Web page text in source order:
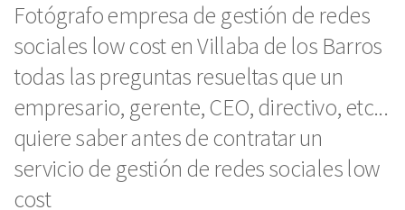
Fotógrafo empresa de gestión de redes
sociales low cost en Villaba de los Barros
todas las preguntas resueltas que un
empresario, gerente, CEO, directivo, etc...
quiere saber antes de contratar un
servicio de gestión de redes sociales low
cost